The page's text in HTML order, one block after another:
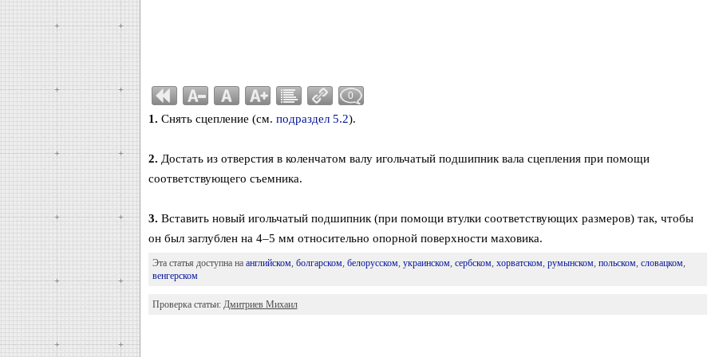
0
1. Снять сцепление (см. подраздел 5.2).
2. Достать из отверстия в коленчатом валу игольчатый подшипник вала сцепления при помощи
соответствующего съемника.
3. Вставить новый игольчатый подшипник (при помощи втулки соответствующих размеров) так, чтобы
он был заглублен на 4–5 мм относительно опорной поверхности маховика.
Эта статья доступна на английском, болгарском, белорусском, украинском, сербском, хорватском, румынском, польском, словацком,
венгерском
Проверка статьи: Дмитриев Михаил